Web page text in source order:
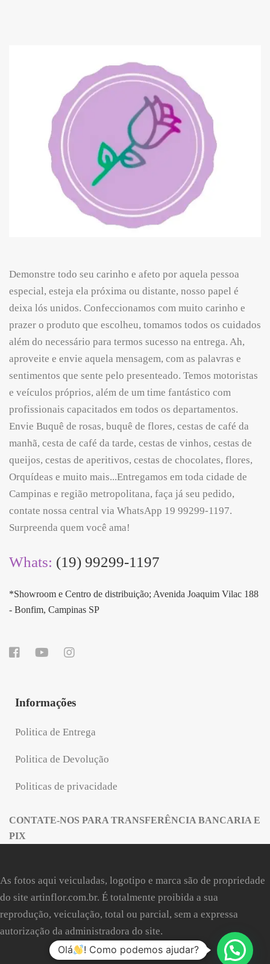
Demonstre todo seu carinho e afeto por aquela pessoa
especial, esteja ela próxima ou distante, nosso papel é
deixa lós unidos. Confeccionamos com muito carinho e
prazer o produto que escolheu, tomamos todos os cuidados
além do necessário para termos sucesso na entrega. Ah,
aproveite e envie aquela mensagem, com as palavras e
sentimentos que sente pelo presenteado. Temos motoristas
e veículos próprios, além de um time fantástico com
profissionais capacitados em todos os departamentos.
Envie Buquê de rosas, buquê de flores, cestas de café da
manhã, cesta de café da tarde, cestas de vinhos, cestas de
queijos, cestas de aperitivos, cestas de chocolates, flores,
Orquídeas e muito mais...Entregamos em toda cidade de
Campinas e região metropolitana, faça já seu pedido,
contate nossa central via WhatsApp 19 99299-1197.
Surpreenda quem você ama!
Whats: (19) 99299-1197
*Showroom e Centro de distribuição; Avenida Joaquim Vilac 188
- Bonfim, Campinas SP
Informações
Politica de Entrega
Politica de Devolução
Politicas de privacidade
CONTATE-NOS PARA TRANSFERÊNCIA BANCARIA E
PIX
As fotos aqui veiculadas, logotipo e marca são de propriedade
do site artinflor.com.br. É totalmente proibida a sua
reprodução, veiculação, total ou parcial, sem a expressa
autorização da administradora do site.
Olá ! Como podemos ajudar?